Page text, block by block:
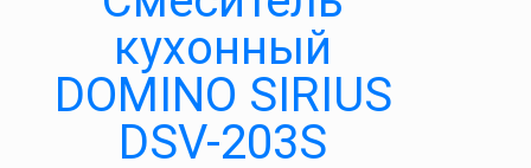
кухонный
DOMINO SIRIUS
DSV-203S